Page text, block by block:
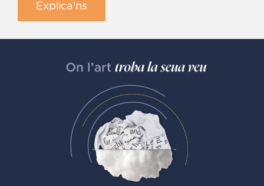
Explica'ns